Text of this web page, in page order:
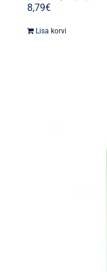
8,79€
Lisa korvi